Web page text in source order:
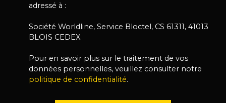
adressé à :
Société Worldline, Service Bloctel, CS 61311, 41013
BLOIS CEDEX.
Pour en savoir plus sur le traitement de vos
données personnelles, veuillez consulter notre
politique de confidentialité.